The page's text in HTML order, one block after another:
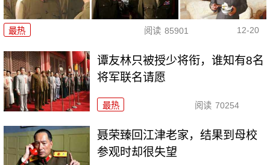
最热 阅读 85901 12-20
谭友林只被授少将衔，谁知有8名
将军联名请愿
最热 阅读 70254
聂荣臻回江津老家，结果到母校
参观时却很失望